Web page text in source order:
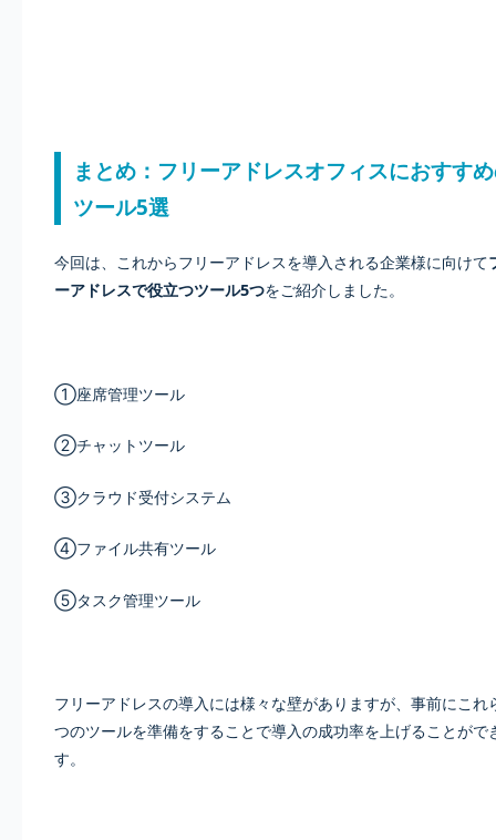
まとめ：フリーアドレスオフィスにおすす
ツール5選
今回は、これからフリーアドレスを導入される企業様に向けて
ーアドレスで役立つツール5つをご紹介しました。
①座席管理ツール
②チャットツール
③クラウド受付システム
④ファイル共有ツール
⑤タスク管理ツール
フリーアドレスの導入には様々な壁がありますが、事前にこれ
つのツールを準備をすることで導入の成功率を上げることがで
す。